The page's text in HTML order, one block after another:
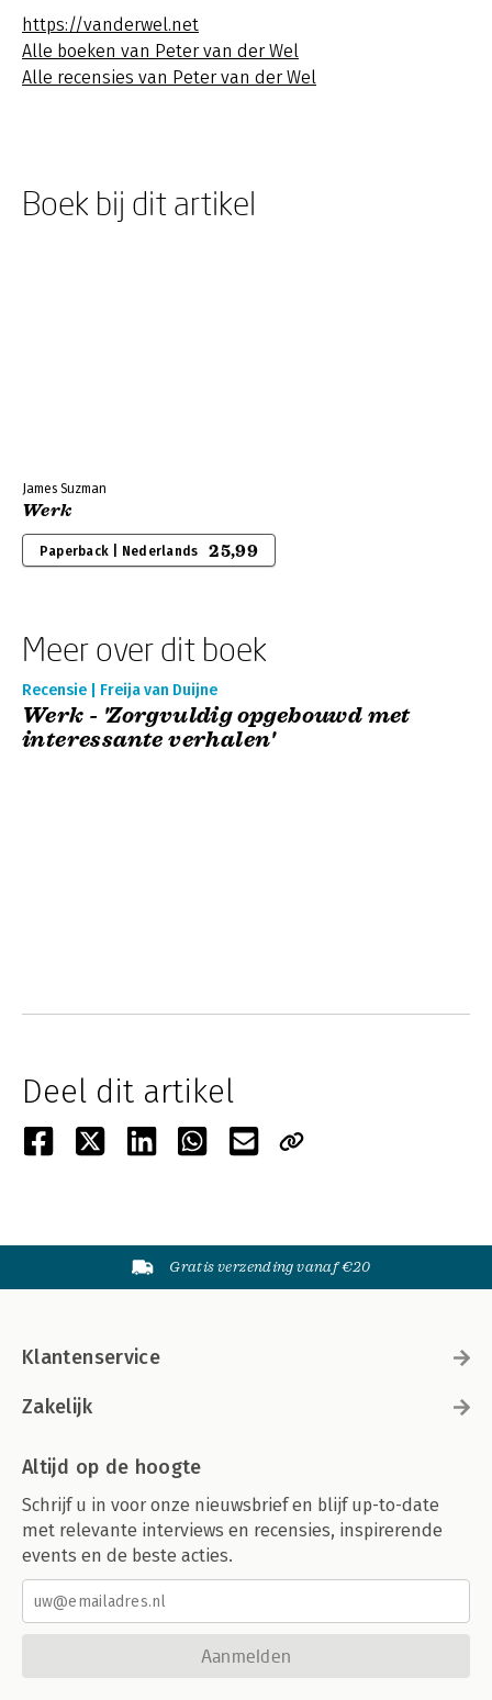
https://vanderwel.net
Alle boeken van Peter van der Wel
Alle recensies van Peter van der Wel
Boek bij dit artikel
James Suzman
Werk
Paperback | Nederlands 25,99
Meer over dit boek
Recensie | Freija van Duijne
Werk - 'Zorgvuldig opgebouwd met
interessante verhalen'
Deel dit artikel
Gratis verzending vanaf €20
Klantenservice
Zakelijk
Altijd op de hoogte
Schrijf u in voor onze nieuwsbrief en blijf up-to-date
met relevante interviews en recensies, inspirerende
events en de beste acties.
Aanmelden